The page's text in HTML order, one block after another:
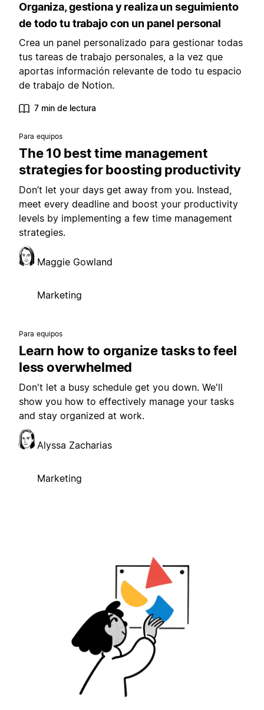
Organiza, gestiona y realiza un seguimiento
de todo tu trabajo con un panel personal
Crea un panel personalizado para gestionar todas
tus tareas de trabajo personales, a la vez que
aportas información relevante de todo tu espacio
de trabajo de Notion.
7 min de lectura
Para equipos
The 10 best time management
strategies for boosting productivity
Don’t let your days get away from you. Instead,
meet every deadline and boost your productivity
levels by implementing a few time management
strategies.
Maggie Gowland
Marketing
Para equipos
Learn how to organize tasks to feel
less overwhelmed
Don't let a busy schedule get you down. We'll
show you how to effectively manage your tasks
and stay organized at work.
Alyssa Zacharias
Marketing